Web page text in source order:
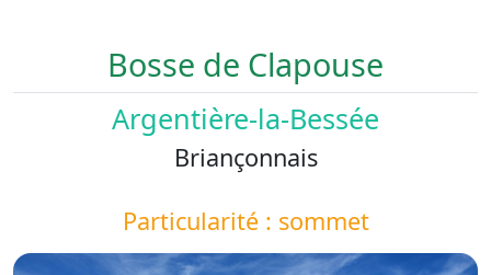
Bosse de Clapouse
Argentière-la-Bessée
Briançonnais
Particularité : sommet